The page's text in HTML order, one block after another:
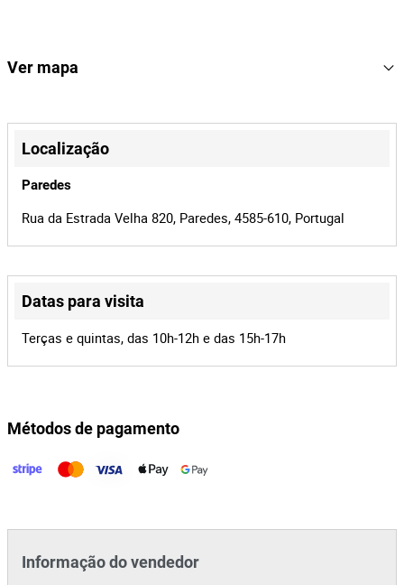
Nº de série: 8436549911644
Referência
Id do leilão 41664
Id do lote
Ver mapa
+
−
Leaflet ©OpenStreetMap
Localização
Paredes
Rua da Estrada Velha 820, Paredes, 4585-610, Portugal
Datas para visita
Terças e quintas, das 10h-12h e das 15h-17h
Métodos de pagamento
Informação do vendedor